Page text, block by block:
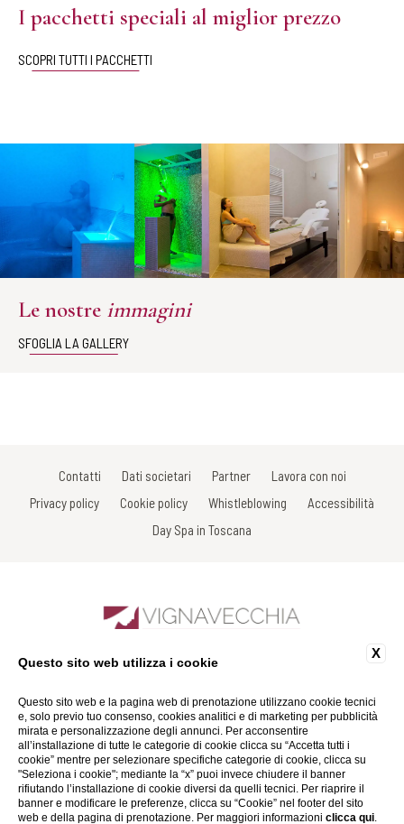
I pacchetti speciali al miglior prezzo
SCOPRI TUTTI I PACCHETTI
Le nostre immagini
SFOGLIA LA GALLERY
Contatti Dati societari Partner
Lavora con noi
Privacy policy
Cookie policy Whistleblowing
Accessibilità
Day Spa in Toscana
Sdrucciolo di Piazza, 7 - 53017 Radda in Chianti - Siena - Italy
Fax: +39 0577 738031
Email: info@spavignavecchia.it
P.Iva 01116290527
Website by Blastness
X
Questo sito web utilizza i cookie
Questo sito web e la pagina web di prenotazione utilizzano cookie tecnici
e, solo previo tuo consenso, cookies analitici e di marketing per pubblicità
mirata e personalizzazione degli annunci. Per acconsentire
all’installazione di tutte le categorie di cookie clicca su “Accetta tutti i
cookie” mentre per selezionare specifiche categorie di cookie, clicca su
"Seleziona i cookie"; mediante la “x” puoi invece chiudere il banner
rifiutando l’installazione di cookie diversi da quelli tecnici. Per riaprire il
banner e modificare le preferenze, clicca su “Cookie” nel footer del sito
web e della pagina di prenotazione. Per maggiori informazioni clicca qui